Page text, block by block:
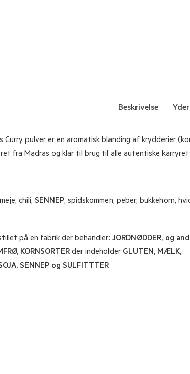
Beskrivelse
Curry pulver er en aromatisk blanding af krydderier
fra Madras og klar til brug til alle autentiske
chili, SENNEP, spidskommen, peber, bukkehorn,
på en fabrik der behandler: JORDNØDDER, og
KORNSORTERder indeholder GLUTEN, MÆLK,
SENNEP og SULFITTTER